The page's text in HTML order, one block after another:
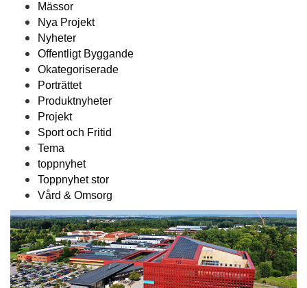
Mässor
Nya Projekt
Nyheter
Offentligt Byggande
Okategoriserade
Porträttet
Produktnyheter
Projekt
Sport och Fritid
Tema
toppnyhet
Toppnyhet stor
Vård & Omsorg